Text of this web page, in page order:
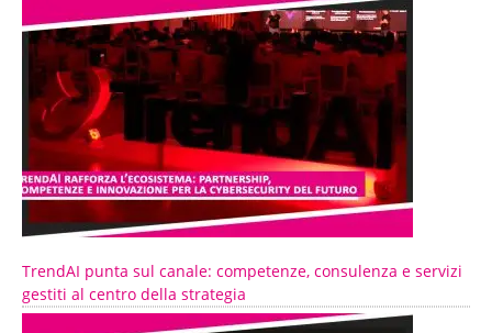
TrendAI punta sul canale: competenze, consulenza e servizi
gestiti al centro della strategia